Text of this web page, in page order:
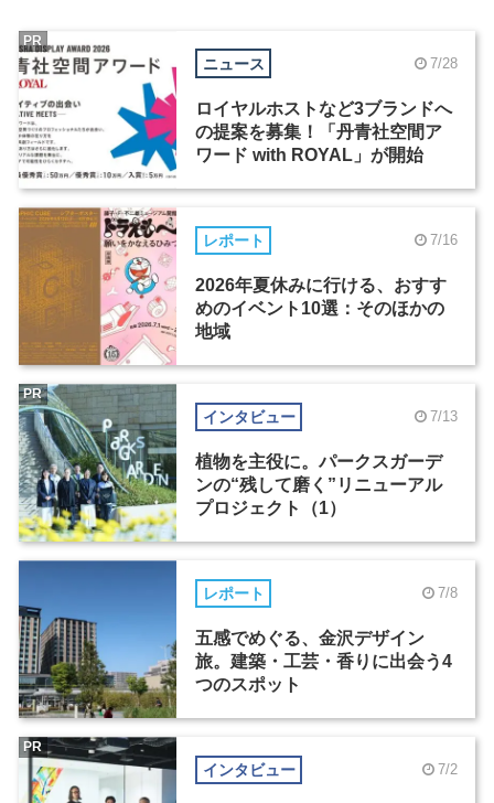
ニュース 7/28
ロイヤルホストなど3ブランドへ
の提案を募集！「丹青社空間ア
ワード with ROYAL」が開始
PR
レポート 7/16
2026年夏休みに行ける、おすす
めのイベント10選：そのほかの
地域
インタビュー 7/13
植物を主役に。パークスガーデ
ンの“残して磨く”リニューアル
プロジェクト（1）
PR
レポート 7/8
五感でめぐる、金沢デザイン
旅。建築・工芸・香りに出会う4
つのスポット
インタビュー 7/2
PR